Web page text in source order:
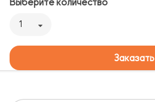
Выберите количество
1
Заказать